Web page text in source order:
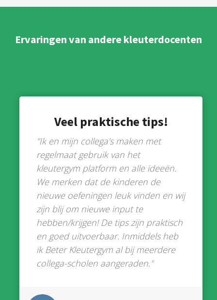
Ervaringen van andere kleuterdocenten
Veel praktische tips!
"Ik en mijn collega's maken met
regelmaat gebruik van het
kleutergym platform en alle ideeën.
We merken dat de kinderen de
nieuwe oefeningen leuk vinden en wij
zijn blij om nieuwe input te
hebben/krijgen! De tips zijn praktisch
en goed uitvoerbaar. Inmiddels heb
ik Beter Kleutergym al bij meerdere
collega-scholen aangeraden."